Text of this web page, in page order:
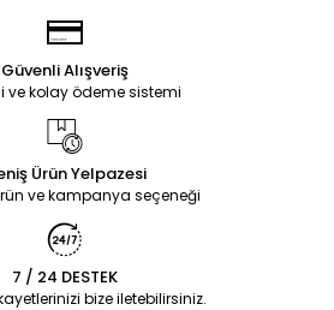
Güvenli Alışveriş
ve kolay ödeme sistemi
Ürün Yelpazesi
ve kampanya seçeneği
7 / 24 DESTEK
bize iletebilirsiniz.